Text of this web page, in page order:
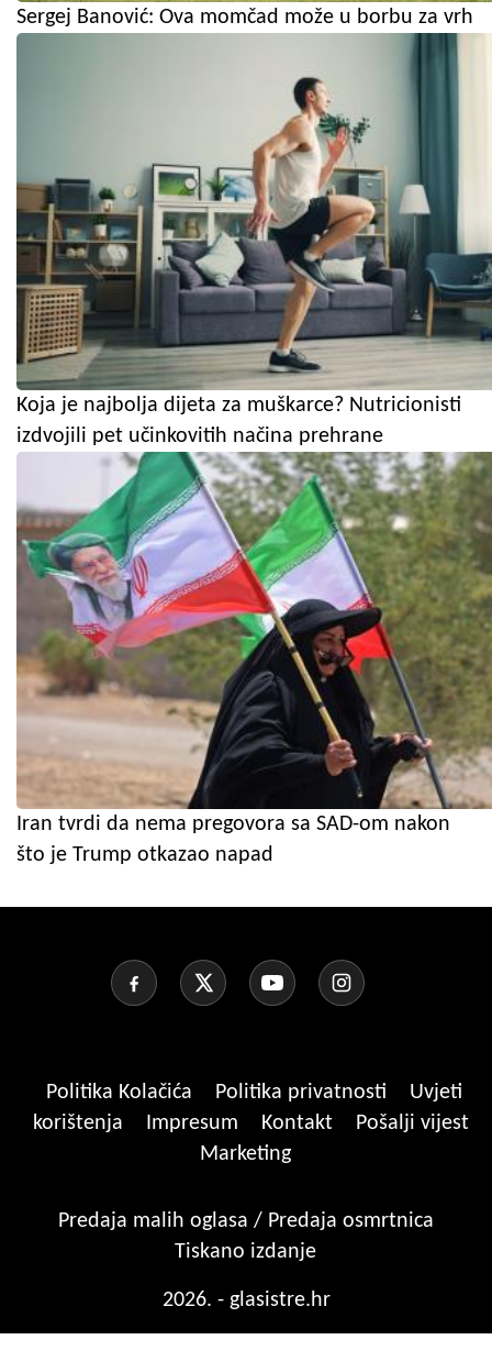
Sergej Banović: Ova momčad može u borbu za vrh
Koja je najbolja dijeta za muškarce? Nutricionisti
izdvojili pet učinkovitih načina prehrane
Iran tvrdi da nema pregovora sa SAD-om nakon
što je Trump otkazao napad
Politika Kolačića Politika privatnosti
Uvjeti
korištenja
Impresum Kontakt
Pošalji vijest
Marketing
Predaja malih oglasa / Predaja osmrtnica
Tiskano izdanje
2026. - glasistre.hr